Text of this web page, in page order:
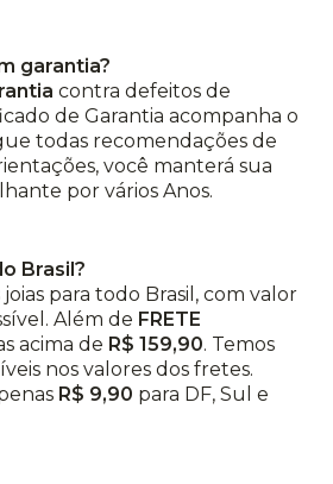
garantia?
contra defeitos de
de Garantia acompanha o
todas recomendações de
você manterá sua
por vários Anos.
Brasil?
joias para todo Brasil, com valor
Além de FRETE
acima de R$ 159,90. Temos
nos valores dos fretes.
R$ 9,90 para DF, Sul e